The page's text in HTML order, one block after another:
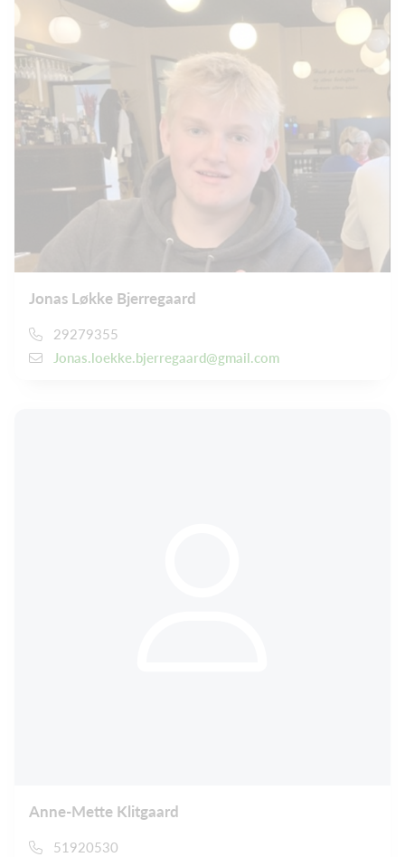
Jonas Løkke Bjerregaard
29279355
Jonas.loekke.bjerregaard@gmail.com
Anne-Mette Klitgaard
51920530